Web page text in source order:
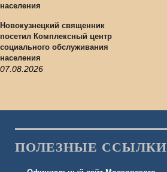
Новокузнецкий священник
посетил Комплексный центр
социального обслуживания
населения
07.08.2026
ПОЛЕЗНЫЕ ССЫЛКИ